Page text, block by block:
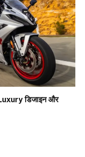
डिजाइन और